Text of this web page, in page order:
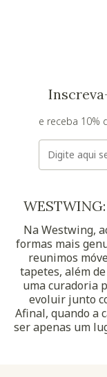
e receba 10%
E-mail
Na Westwing,
formas mais
reunimos
tapetes, além
uma curadoria
evoluir junto
Afinal, quando a
ser apenas um